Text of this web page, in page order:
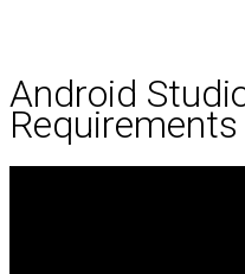
Android
Requirements